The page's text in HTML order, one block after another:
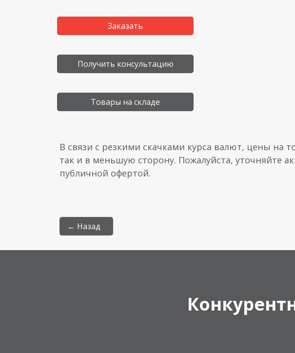
Заказать
Получить консультацию
Товары на складе
В связи с резкими скачками курса валют, цены на
так и в меньшую сторону. Пожалуйста, уточняйте
публичной офертой.
← Назад